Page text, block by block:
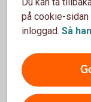
bidra
När det ställs allt
EU:s förhoppning
Det blir lättare att
gäller hållbarhet.
hållbarheten i ditt
på cookie-sidan
inloggad. Så